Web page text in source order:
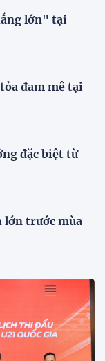
của ĐT Việt
lớn" tại
để mua vé